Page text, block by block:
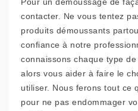
contacter. Ne vous tentez
produits démoussants
confiance à notre
connaissons chaque type
alors vous aider à faire le
utiliser. Nous ferons tout ce
pour ne pas endommager